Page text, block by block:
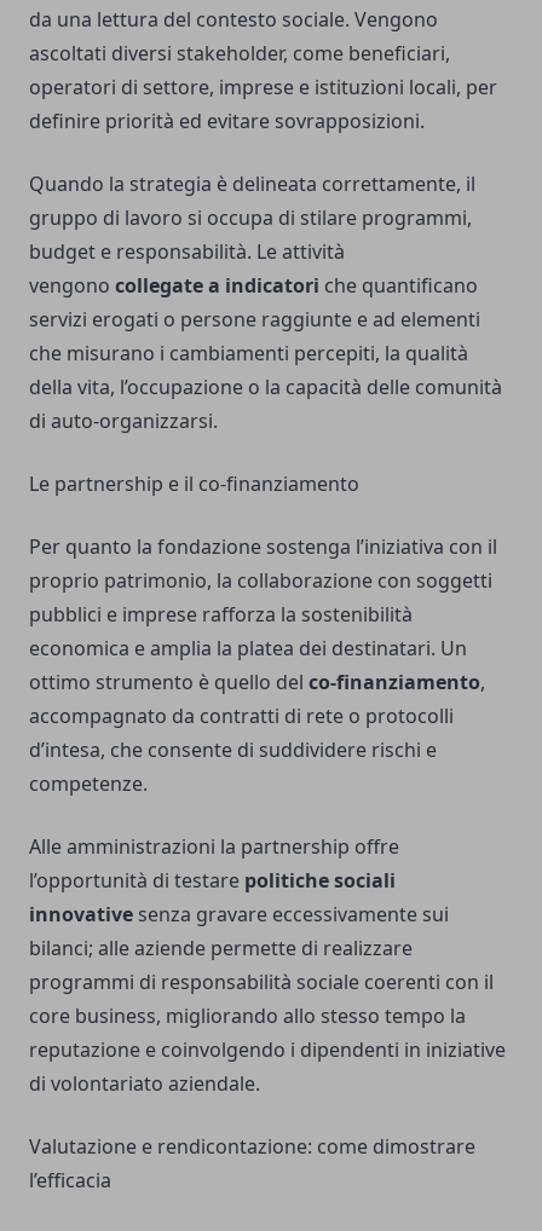
da una lettura del contesto sociale. Vengono
ascoltati diversi stakeholder, come beneficiari,
operatori di settore, imprese e istituzioni locali, per
definire priorità ed evitare sovrapposizioni.
Quando la strategia è delineata correttamente, il
gruppo di lavoro si occupa di stilare programmi,
budget e responsabilità. Le attività
vengono collegate a indicatori che quantificano
servizi erogati o persone raggiunte e ad elementi
che misurano i cambiamenti percepiti, la qualità
della vita, l’occupazione o la capacità delle comunità
di auto-organizzarsi.
Le partnership e il co-finanziamento
Per quanto la fondazione sostenga l’iniziativa con il
proprio patrimonio, la collaborazione con soggetti
pubblici e imprese rafforza la sostenibilità
economica e amplia la platea dei destinatari. Un
ottimo strumento è quello del co-finanziamento,
accompagnato da contratti di rete o protocolli
d’intesa, che consente di suddividere rischi e
competenze.
Alle amministrazioni la partnership offre
l’opportunità di testare politiche sociali
innovative senza gravare eccessivamente sui
bilanci; alle aziende permette di realizzare
programmi di responsabilità sociale coerenti con il
core business, migliorando allo stesso tempo la
reputazione e coinvolgendo i dipendenti in iniziative
di volontariato aziendale.
Valutazione e rendicontazione: come dimostrare
l’efficacia